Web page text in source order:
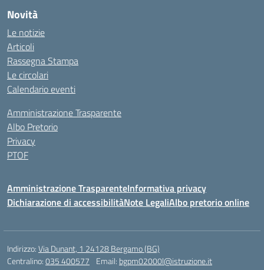
Novità
Le notizie
Articoli
Rassegna Stampa
Le circolari
Calendario eventi
Amministrazione Trasparente
Albo Pretorio
Privacy
PTOF
Amministrazione TrasparenteInformativa privacy
Dichiarazione di accessibilitàNote LegaliAlbo pretorio online
Indirizzo:Via Dunant, 1 24128 Bergamo (BG)
Centralino:035 400577 Email: bgpm02000l@istruzione.it